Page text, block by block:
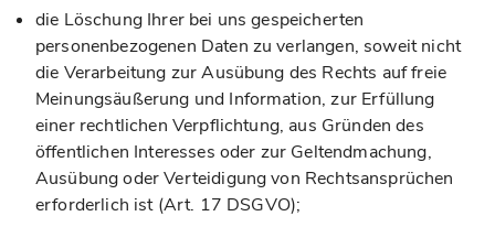
die Löschung Ihrer bei uns gespeicherten
personenbezogenen Daten zu verlangen, soweit nicht
die Verarbeitung zur Ausübung des Rechts auf freie
Meinungsäußerung und Information, zur Erfüllung
einer rechtlichen Verpflichtung, aus Gründen des
öffentlichen Interesses oder zur Geltendmachung,
Ausübung oder Verteidigung von Rechtsansprüchen
erforderlich ist (Art. 17 DSGVO);